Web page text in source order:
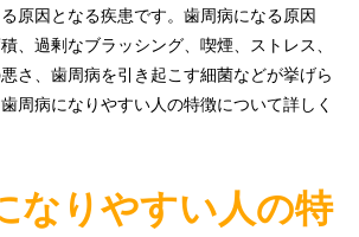
原因となる疾患です。歯周病になる原因
、過剰なブラッシング、喫煙、ストレス、
さ、歯周病を引き起こす細菌などが挙げら
周病になりやすい人の特徴について詳しく
なりやすい人の特